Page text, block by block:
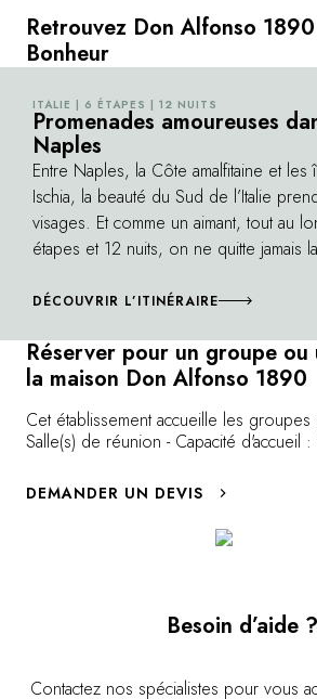
Besoin d’aide ?
Contactez nos spécialistes pour vous
Retrouvez Don Alfonso
Bonheur
ITALIE | 6 ÉTAPES | 12 NUITS
Promenades amoureuses
Naples
Entre Naples, la Côte amalfitaine et
Ischia, la beauté du Sud de l’Italie
visages. Et comme un aimant, tout au
étapes et 12 nuits, on ne quitte jamais
DÉCOUVRIR L’ITINÉRAIRE
Réserver pour un groupe ou
la maison Don Alfonso 1890
Cet établissement accueille les
Salle(s) de réunion - Capacité d'accueil
DEMANDER UN DEVIS
histoire : tout en haut, la grotte Delle
où l'on a découvert les traces de
primitives ; le long de la baie, des
d'origine romaine ; sur la crête, une tour
d'observation du XVIe siècle construite
repérer les navires sarrasins ; en bas, un
archéologique industriel ouvert à la visite
grâce aux volontaires du FAI (fondation
italienne pour l'environnement).